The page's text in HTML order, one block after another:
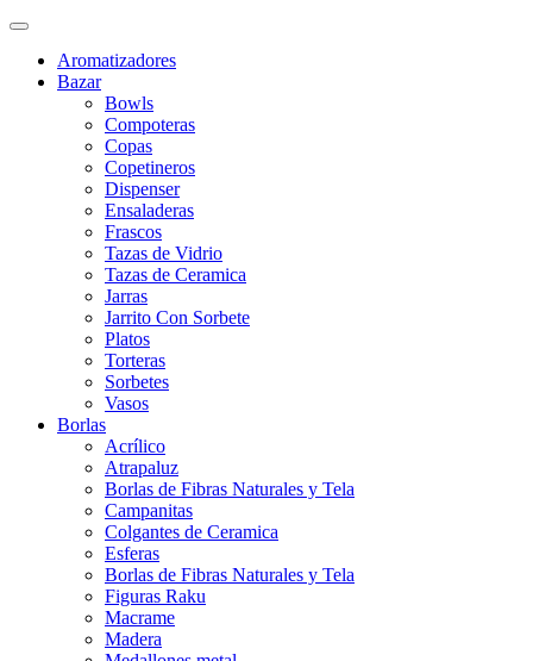
Aromatizadores
Bazar
Bowls
Compoteras
Copas
Copetineros
Dispenser
Ensaladeras
Frascos
Tazas de Vidrio
Tazas de Ceramica
Jarras
Jarrito Con Sorbete
Platos
Torteras
Sorbetes
Vasos
Borlas
Acrílico
Atrapaluz
Borlas de Fibras Naturales y Tela
Campanitas
Colgantes de Ceramica
Esferas
Borlas de Fibras Naturales y Tela
Figuras Raku
Macrame
Madera